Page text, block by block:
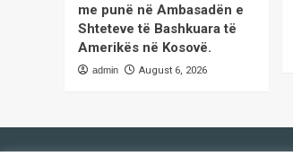
me punë në Ambasadën e
Shteteve të Bashkuara të
Amerikës në Kosovë.
admin August 6, 2026